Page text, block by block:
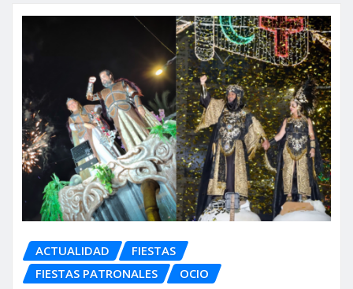
ACTUALIDAD
FIESTAS
FIESTAS PATRONALES
OCIO